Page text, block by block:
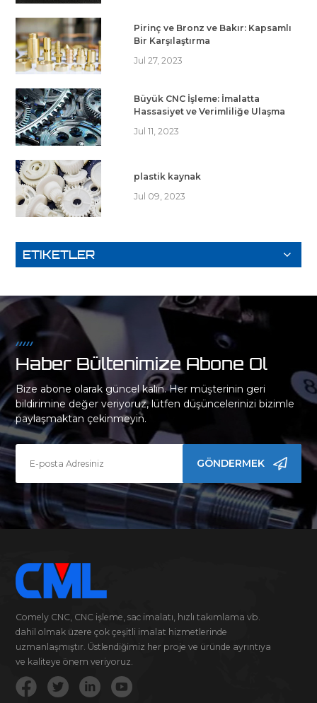
Pirinç ve Bronz ve Bakır: Kapsamlı
Bir Karşılaştırma
Jul 27, 2023
Büyük CNC İşleme: İmalatta
Hassasiyet ve Verimliliğe Ulaşma
Jul 11, 2023
plastik kaynak
Jul 09, 2023
ETIKETLER
Haber Bültenimize Abone Ol
Bize abone olarak güncel kalın. Her müşterinin geri
bildirimine değer veriyoruz, lütfen düşüncelerinizi bizimle
paylaşmaktan çekinmeyin.
GÖNDERMEK
Comely CNC, CNC işleme, sac imalatı, hızlı takımlama vb.
dahil olmak üzere çok çeşitli imalat hizmetlerinde
uzmanlaşmıştır. Üstlendiğimiz her proje ve üründe ayrıntıya
ve kaliteye önem veriyoruz.